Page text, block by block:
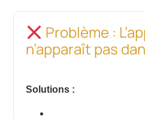
Problème :
n’apparaît pas
Solutions :